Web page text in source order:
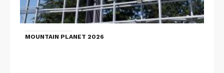
MOUNTAIN PLANET 2026